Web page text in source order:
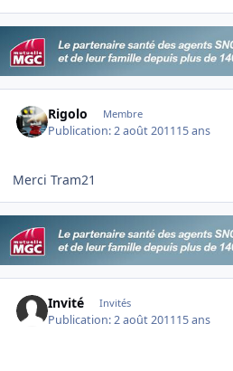
Rigolo Membre
Publication:2 août 201115 ans
Merci Tram21
Invité Invités
Publication:2 août 201115 ans